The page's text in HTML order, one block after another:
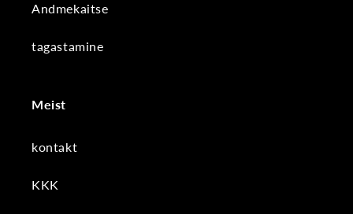
Andmekaitse
tagastamine
Meist
kontakt
KKK